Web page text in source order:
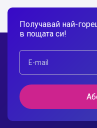
Получавай най-
в пощата си!